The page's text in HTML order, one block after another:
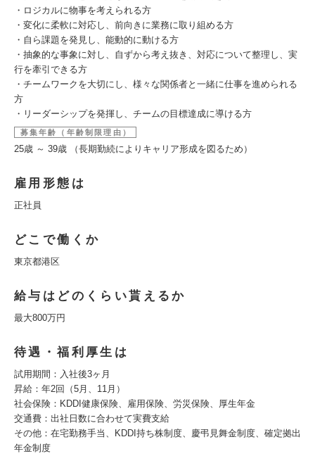
・ロジカルに物事を考えられる方
・変化に柔軟に対応し、前向きに業務に取り組める方
・自ら課題を発見し、能動的に動ける方
・抽象的な事象に対し、自ずから考え抜き、対応について整理し、実
行を牽引できる方
・チームワークを大切にし、様々な関係者と一緒に仕事を進められる
方
・リーダーシップを発揮し、チームの目標達成に導ける方
募集年齢（年齢制限理由）
25歳 ～ 39歳 （長期勤続によりキャリア形成を図るため）
雇用形態は
正社員
どこで働くか
東京都港区
給与はどのくらい貰えるか
最大800万円
待遇・福利厚生は
試用期間：入社後3ヶ月
昇給：年2回（5月、11月）
社会保険：KDDI健康保険、雇用保険、労災保険、厚生年金
交通費：出社日数に合わせて実費支給
その他：在宅勤務手当、KDDI持ち株制度、慶弔見舞金制度、確定拠出
年金制度